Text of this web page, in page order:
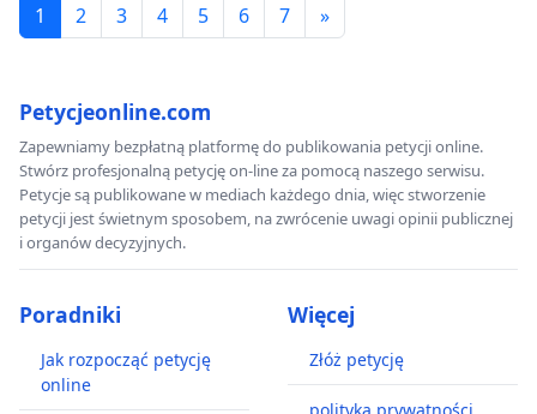
1 2 3 4 5 6 7 »
Petycjeonline.com
Zapewniamy bezpłatną platformę do publikowania petycji online.
Stwórz profesjonalną petycję on-line za pomocą naszego serwisu.
Petycje są publikowane w mediach każdego dnia, więc stworzenie
petycji jest świetnym sposobem, na zwrócenie uwagi opinii publicznej
i organów decyzyjnych.
Poradniki
Jak rozpocząć petycję
online
Więcej
Złóż petycję